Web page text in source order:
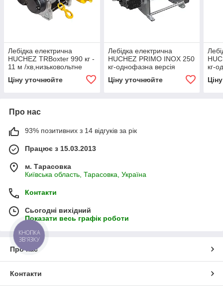
Лебідка електрична
HUCHEZ TRBoxter 990 кг -
11 м /хв,низьковольтне
перетворювачем
Ціну уточнюйте
Лебідка електрична
HUCHEZ PRIMO INOX 250
кг-однофазна версія
Ціну уточнюйте
кг-
Про нас
93% позитивних з 14 відгуків за рік
Працює з 15.03.2013
м. Тарасовка
Київська область, Тарасовка, Україна
Контакти
Сьогодні вихідний
Показати весь графік роботи
Про нас
Контакти
КНОПКА
ЗВ'ЯЗКУ